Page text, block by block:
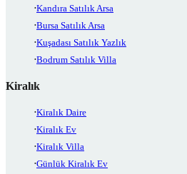
Kandıra Satılık Arsa
Bursa Satılık Arsa
Kuşadası Satılık Yazlık
Bodrum Satılık Villa
Kiralık
Kiralık Daire
Kiralık Ev
Kiralık Villa
Günlük Kiralık Ev